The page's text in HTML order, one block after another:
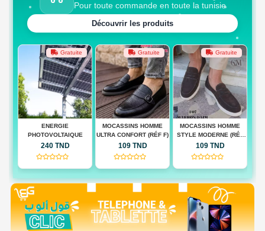
Pour toute commande en toute la tunisie
Découvrir les produits
Gratuite
ENERGIE
PHOTOVOLTAIQUE
240 TND
(0)
Gratuite
MOCASSINS HOMME
ULTRA CONFORT (RÉF F)
109 TND
(0)
Gratuite
MOCASSINS HOMME
STYLE MODERNE (RÉF
F)
109 TND
(0)